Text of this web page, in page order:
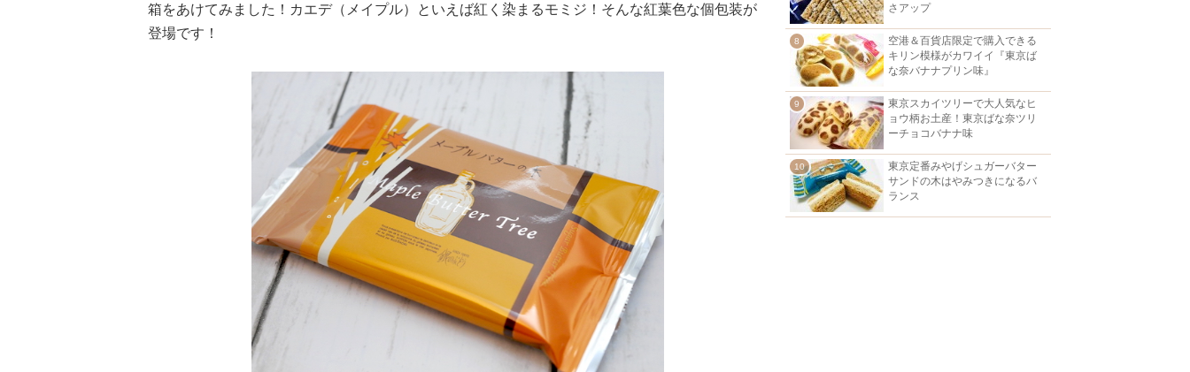
箱をあけてみました！カエデ（メイプル）といえば紅く染まるモミジ！そんな紅葉色な個包装が
登場です！
さアップ
空港＆百貨店限定で購入できる
キリン模様がカワイイ『東京ば
な奈バナナプリン味』
東京スカイツリーで大人気なヒ
ョウ柄お土産！東京ばな奈ツリ
ーチョコバナナ味
東京定番みやげシュガーバター
サンドの木はやみつきになるバ
ランス